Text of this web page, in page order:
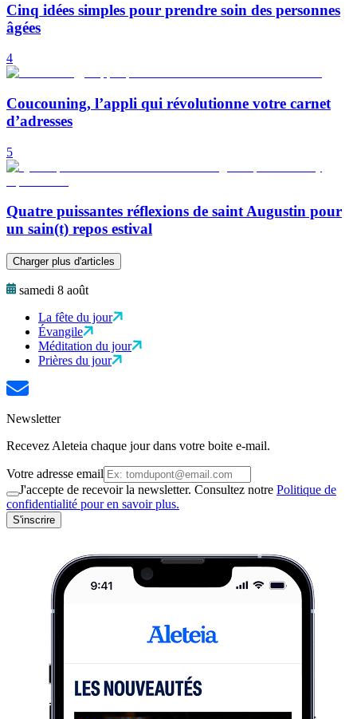
Cinq idées simples pour prendre soin des personnes
âgées
4
Coucouning, l’appli qui révolutionne votre carnet
d’adresses
5
Quatre puissantes réflexions de saint Augustin pour
un sain(t) repos estival
Charger plus d'articles
samedi 8 août
La fête du jour
Évangile
Méditation du jour
Prières du jour
Newsletter
Recevez Aleteia chaque jour dans votre boite e-mail.
Votre adresse email
J'accepte de recevoir la newsletter. Consultez notre Politique de
confidentialité pour en savoir plus.
S'inscrire